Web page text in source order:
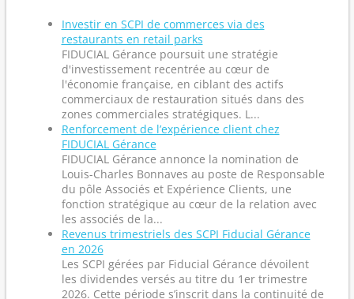
Investir en SCPI de commerces via des
restaurants en retail parks
FIDUCIAL Gérance poursuit une stratégie
d'investissement recentrée au cœur de
l'économie française, en ciblant des actifs
commerciaux de restauration situés dans des
zones commerciales stratégiques. L...
Renforcement de l’expérience client chez
FIDUCIAL Gérance
FIDUCIAL Gérance annonce la nomination de
Louis-Charles Bonnaves au poste de Responsable
du pôle Associés et Expérience Clients, une
fonction stratégique au cœur de la relation avec
les associés de la...
Revenus trimestriels des SCPI Fiducial Gérance
en 2026
Les SCPI gérées par Fiducial Gérance dévoilent
les dividendes versés au titre du 1er trimestre
2026. Cette période s’inscrit dans la continuité de